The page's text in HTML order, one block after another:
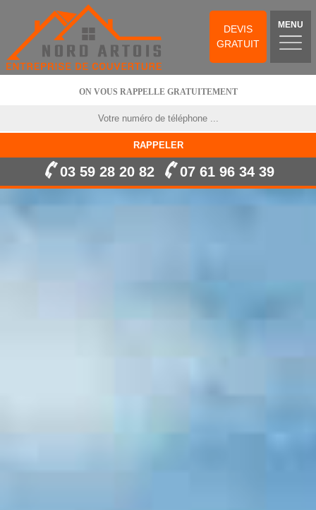
DEVIS
GRATUIT
MENU
ON VOUS RAPPELLE GRATUITEMENT
03 59 28 20 82 07 61 96 34 39